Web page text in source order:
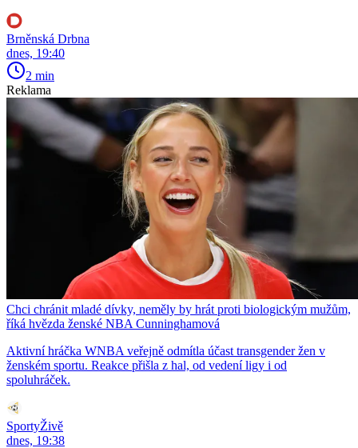
Brněnská Drbna
dnes, 19:40
2 min
Reklama
Chci chránit mladé dívky, neměly by hrát proti biologickým mužům,
říká hvězda ženské NBA Cunninghamová
Aktivní hráčka WNBA veřejně odmítla účast transgender žen v
ženském sportu. Reakce přišla z hal, od vedení ligy i od
spoluhráček.
SportyŽivě
dnes, 19:38